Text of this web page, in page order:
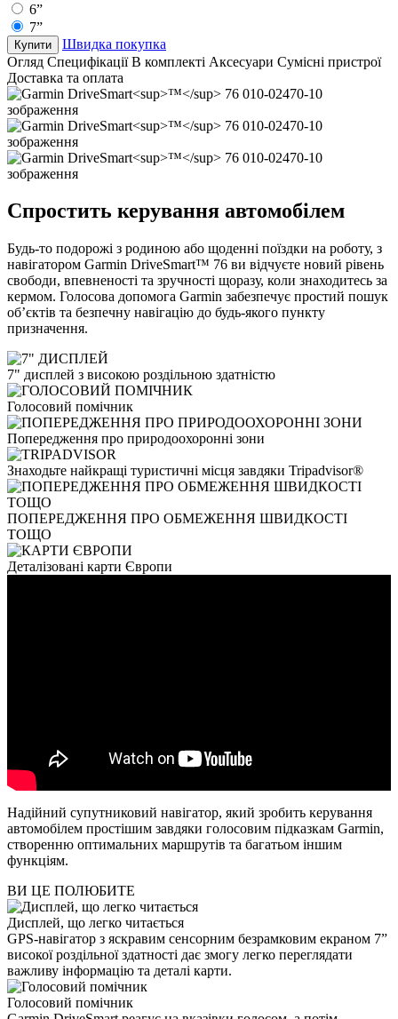
6”
7”
Купити
Швидка покупка
Огляд Специфікації В комплекті Аксесуари Сумісні пристрої
Доставка та оплата
Спростить керування автомобілем
Будь-то подорожі з родиною або щоденні поїздки на роботу, з
навігатором Garmin DriveSmart™ 76 ви відчуєте новий рівень
свободи, впевненості та зручності щоразу, коли знаходитесь за
кермом. Голосова допомога Garmin забезпечує простий пошук
об’єктів та безпечну навігацію до будь-якого пункту
призначення.
7" дисплей з високою роздільною здатністю
Голосовий помічник
Попередження про природоохоронні зони
Знаходьте найкращі туристичні місця завдяки Tripadvisor®
ПОПЕРЕДЖЕННЯ ПРО ОБМЕЖЕННЯ ШВИДКОСТІ
ТОЩО
Деталізовані карти Європи
Надійний супутниковий навігатор, який зробить керування
автомобілем простішим завдяки голосовим підказкам Garmin,
створенню оптимальних маршрутів та багатьом іншим
функціям.
ВИ ЦЕ ПОЛЮБИТЕ
Дисплей, що легко читається
GPS-навігатор з яскравим сенсорним безрамковим екраном 7”
високої роздільної здатності дає змогу легко переглядати
важливу інформацію та деталі карти.
Голосовий помічник